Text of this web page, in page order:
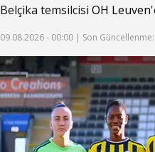
Belçika temsilcisi OH Leuven
09.08.2026 - 00:00 | Son